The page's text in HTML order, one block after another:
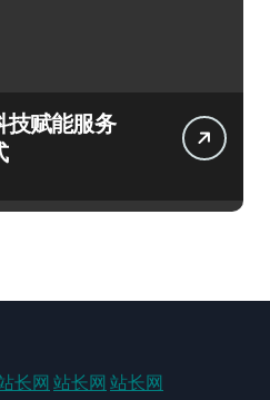
技赋能服务
长网 站长网 站长网